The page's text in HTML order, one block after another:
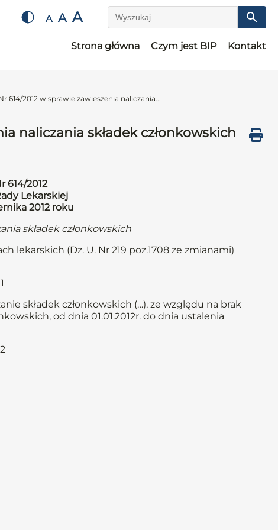
A A A Wyszukaj
Strona główna Czym jest BIP Kontakt
614/2012 w sprawie zawieszenia naliczania...
naliczania składek członkowskich
614/2012
Lekarskiej
2012 roku
składek członkowskich
lekarskich (Dz. U. Nr 219 poz.1708 ze zmianami)
składek członkowskich (…), ze względu na brak
od dnia 01.01.2012r. do dnia ustalenia